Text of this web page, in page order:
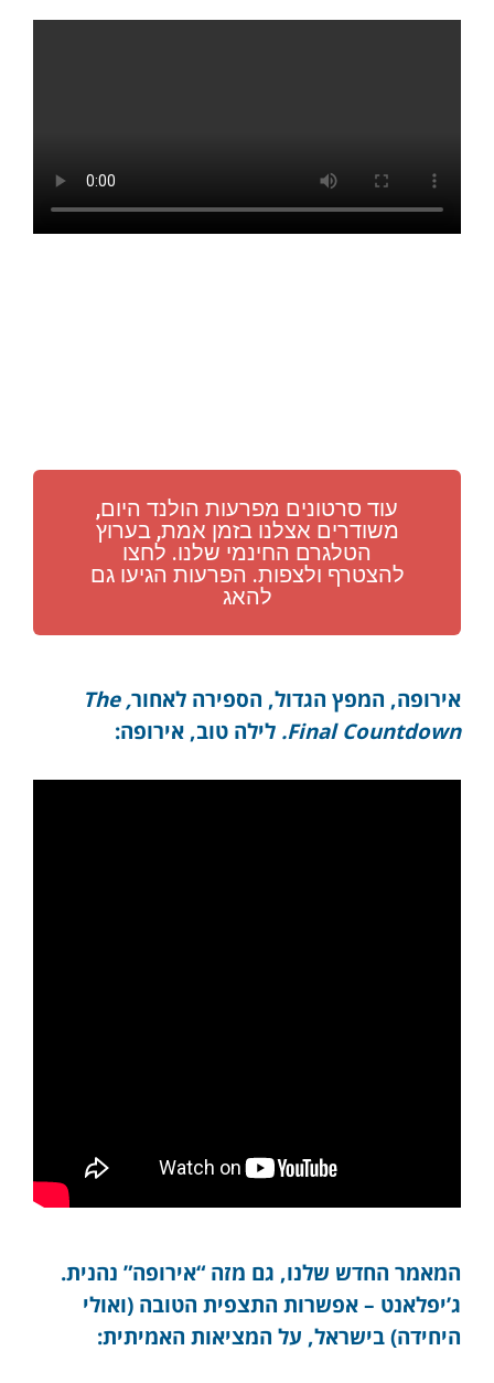
עוד סרטונים מפרעות הולנד היום,
משודרים אצלנו בזמן אמת, בערוץ
הטלגרם החינמי שלנו. לחצו
להצטרף ולצפות. הפרעות הגיעו גם
להאג
אירופה, המפץ הגדול, הספירה לאחור, The
Final Countdown. לילה טוב, אירופה:
המאמר החדש שלנו, גם מזה “אירופה” נהנית.
ג’יפלאנט – אפשרות התצפית הטובה (ואולי
היחידה) בישראל, על המציאות האמיתית: